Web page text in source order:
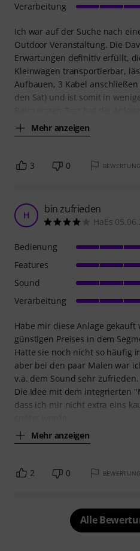
Ich war auf der Suche nach
Outdoor Veranstaltung. Die
Erwartungen definitiv erfüllt,
Kleinwagen transportierbar,
Aufbauen, 3 Kabel anschließen
den Sat) und ist somit in
Mehr anzeigen
Verarbeitung
3 0
H bin zufrieden
HaEs
Habe mir diese Anlage
günstigen Preises in dem
Hatte sie noch nicht so häufig
aber bei den paar Malen war
v.a. dem Sound sehr zufrieden.
Die Idee mit dem integrierten
dass ich mir nicht extra eins
Mehr anzeigen
Bedienung
Features
Sound
Verarbeitung
2 0
Alle